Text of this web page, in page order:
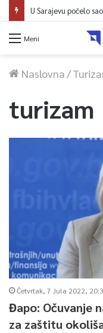
U Sarajevu počelo
Meni
Naslovna/
turizam
Četvrtak, 7 Jula 2022,
Đapo: Očuvanje
za zaštitu